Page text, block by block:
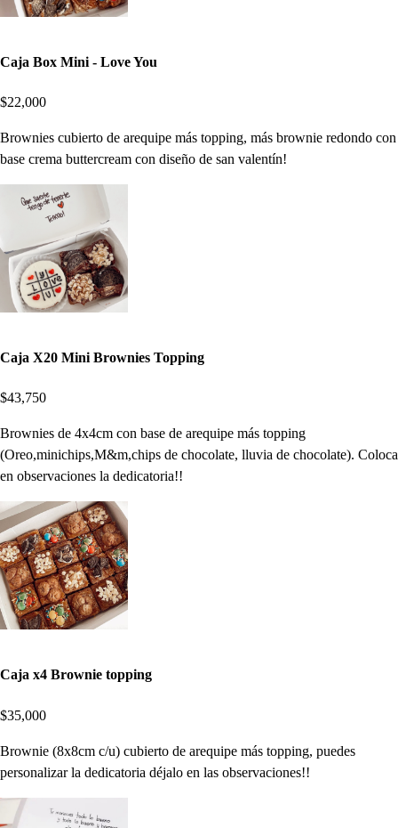
Caja Box Mini - Love You
$22,000
Brownies cubierto de arequipe más topping, más brownie redondo con
base crema buttercream con diseño de san valentín!
Caja X20 Mini Brownies Topping
$43,750
Brownies de 4x4cm con base de arequipe más topping
(Oreo,minichips,M&m,chips de chocolate, lluvia de chocolate). Coloca
en observaciones la dedicatoria!!
Caja x4 Brownie topping
$35,000
Brownie (8x8cm c/u) cubierto de arequipe más topping, puedes
personalizar la dedicatoria déjalo en las observaciones!!